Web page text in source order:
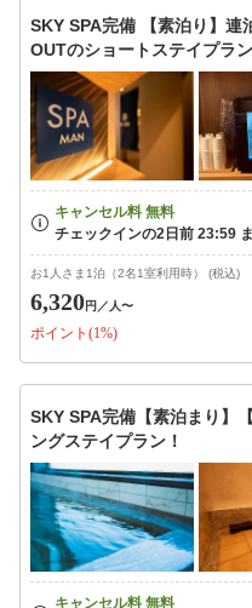
SKY SPA完備 【素泊り】
OUTのショートステイプラン
お1人さま1泊（2名1室利用時） (税込)
6,320円 ／人〜
ポイント(1%)
SKY SPA完備【素泊まり】
ングステイプラン！